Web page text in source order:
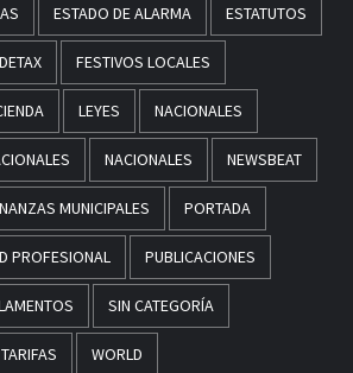
ESTADO DE ALARMA ESTATUTOS
FESTIVOS LOCALES
LEYES NACIONALES
NACIONALES NEWSBEAT
MUNICIPALES PORTADA
PROFESIONAL PUBLICACIONES
SIN CATEGORÍA
TARIFAS WORLD